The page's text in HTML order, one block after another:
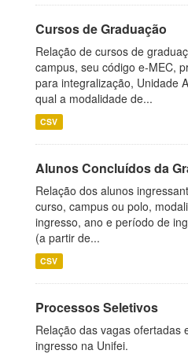
Cursos de Graduação
Relação de cursos de
campus, seu código e-MEC,
para integralização, Unidade
qual a modalidade de...
CSV
Alunos Concluídos da
Relação dos alunos
curso, campus ou polo,
ingresso, ano e período de
(a partir de...
CSV
Processos Seletivos
Relação das vagas ofertadas
ingresso na Unifei.